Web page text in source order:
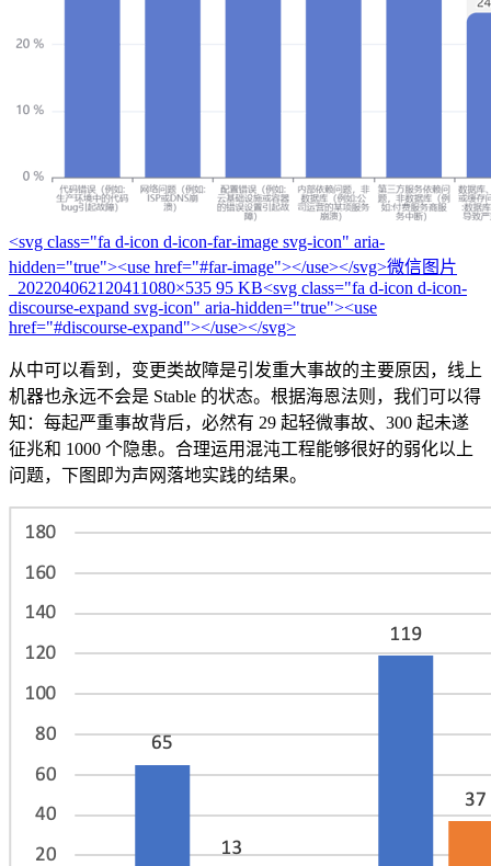
<svg class="fa d-icon d-icon-far-image svg-icon" aria-
hidden="true"><use href="#far-image"></use></svg>微信图片
_20220406212041 1080×535 95 KB<svg class="fa d-icon d-icon-
discourse-expand svg-icon" aria-hidden="true"><use
href="#discourse-expand"></use></svg>
从中可以看到，变更类故障是引发重大事故的主要原因，线上
机器也永远不会是 Stable 的状态。根据海恩法则，我们可以得
知：每起严重事故背后，必然有 29 起轻微事故、300 起未遂
征兆和 1000 个隐患。合理运用混沌工程能够很好的弱化以上
问题，下图即为声网落地实践的结果。